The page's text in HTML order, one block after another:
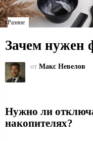
Разное
Зачем нужен
от Макс Невелов
Нужно ли
накопителях?